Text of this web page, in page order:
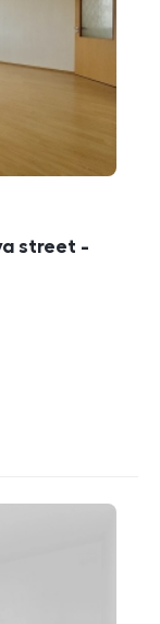
street -